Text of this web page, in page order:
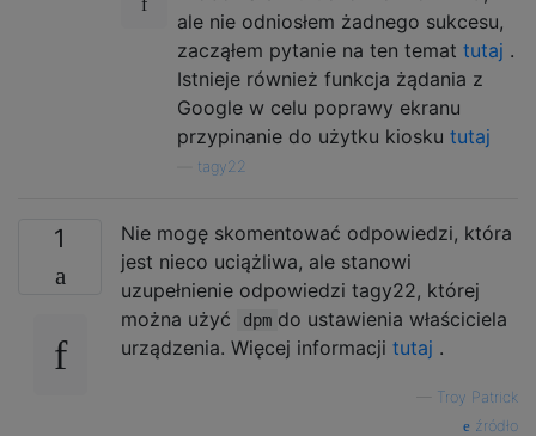
ale nie odniosłem żadnego sukcesu,
zacząłem pytanie na ten temat tutaj .
Istnieje również funkcja żądania z
Google w celu poprawy ekranu
przypinanie do użytku kiosku tutaj
tagy22
1
Nie mogę skomentować odpowiedzi, która
jest nieco uciążliwa, ale stanowi
uzupełnienie odpowiedzi tagy22, której
można użyć
dpm do ustawienia właściciela
urządzenia. Więcej informacji tutaj .
Troy Patrick
źródło